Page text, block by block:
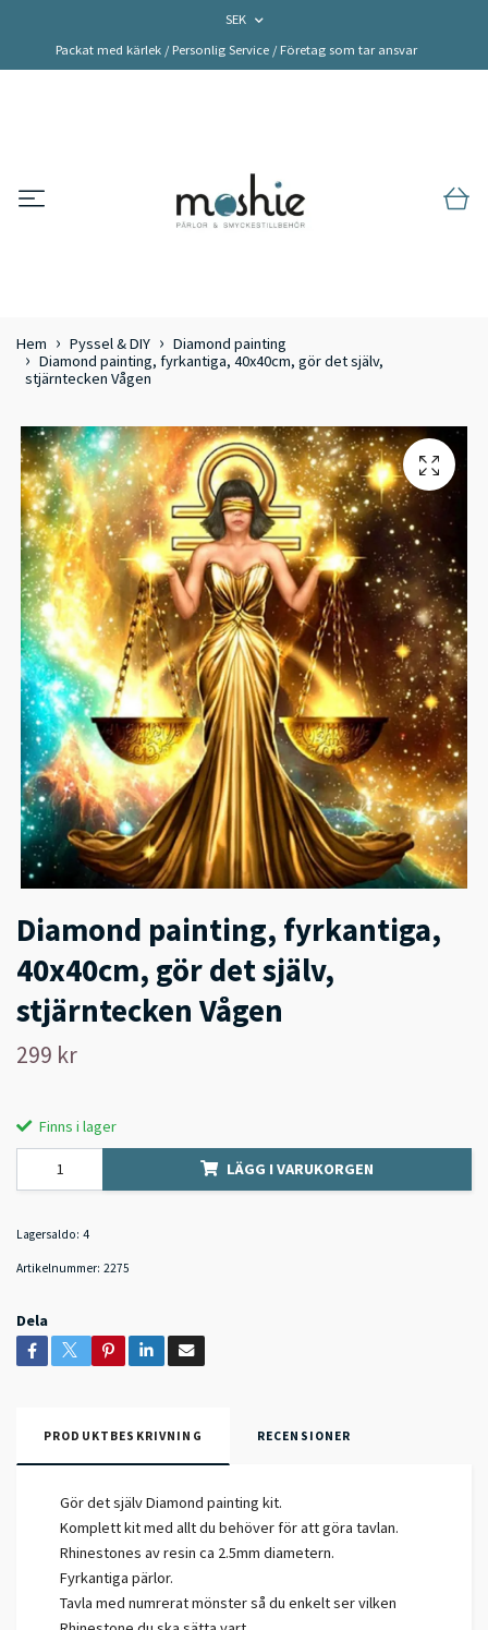
SEK
Packat med kärlek / Personlig Service / Företag som tar ansvar
Hem Pyssel & DIY
Diamond painting
Diamond painting, fyrkantiga, 40x40cm, gör det själv,
stjärntecken Vågen
Diamond painting, fyrkantiga,
40x40cm, gör det själv,
stjärntecken Vågen
299 kr
Finns i lager
LÄGG I VARUKORGEN
Lagersaldo: 4
Artikelnummer: 2275
Dela
PRODUKTBESKRIVNING RECENSIONER
Gör det själv Diamond painting kit.
Komplett kit med allt du behöver för att göra tavlan.
Rhinestones av resin ca 2.5mm diametern.
Fyrkantiga pärlor.
Tavla med numrerat mönster så du enkelt ser vilken